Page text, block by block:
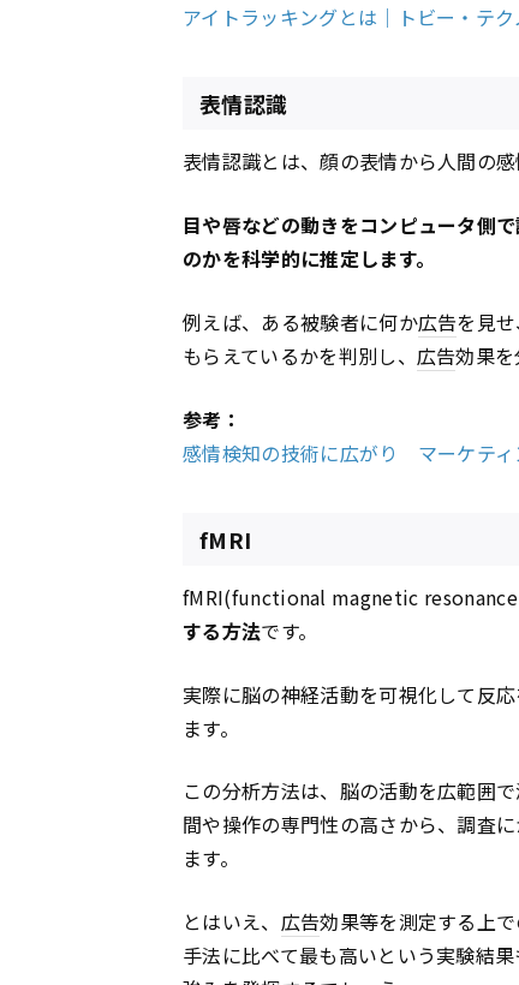
アイトラッキングとは｜トビー・テク
表情認識
表情認識とは、顔の表情から人間の感
目や唇などの動きをコンピュータ側
のかを科学的に推定します。
例えば、ある被験者に何か広告を見
もらえているかを判別し、 広告効果を
参考：
感情検知の技術に広がり マーケティ
fMRI
fMRI(functional magnetic resonance
する方法です。
実際に脳の神経活動を可視化して反
ます。
この分析方法は、脳の活動を広範囲
間や操作の専門性の高さから、調査
ます。
とはいえ、 広告効果等を測定する上
手法に比べて最も高いという実験結